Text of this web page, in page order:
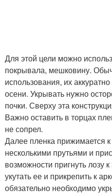
Для этой цели можно
покрывала, мешковину.
использования, их
осени. Укрывать нужно
почки. Сверху эта
Важно оставить в торцах
не сопрел.
Далее пленка прижимается к
несколькими прутьями и
возможности пригнуть лозу
укутать ее и прикрепить к
обязательно необходимо